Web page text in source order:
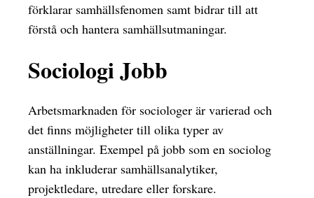
förklarar samhällsfenomen samt bidrar till att
förstå och hantera samhällsutmaningar.
Sociologi Jobb
Arbetsmarknaden för sociologer är varierad och
det finns möjligheter till olika typer av
anställningar. Exempel på jobb som en sociolog
kan ha inkluderar samhällsanalytiker,
projektledare, utredare eller forskare.